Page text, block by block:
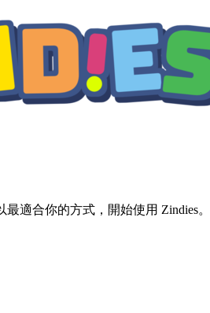
適合你的方式，開始使用 Zindies。